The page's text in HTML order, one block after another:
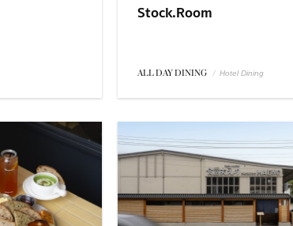
Stock.Room
ALL DAY DINING / Hotel Dining